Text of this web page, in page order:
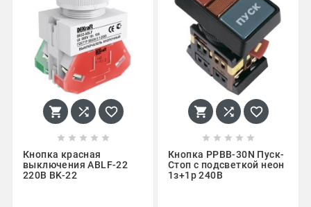
  
    
Кнопка красная
выключения ABLF-22
220В ВK-22
  
    
Кнопка PPBB-30N Пуск-
Стоп с подсветкой неон
1з+1р 240В